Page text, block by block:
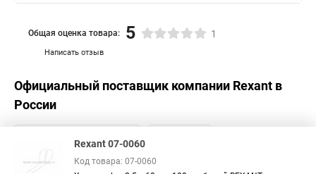
Написать отзыв
Общая оценка товара: 5 1
Официальный поставщик компании Rexant в
России
Rexant 07-0060
Код товара: 07-0060